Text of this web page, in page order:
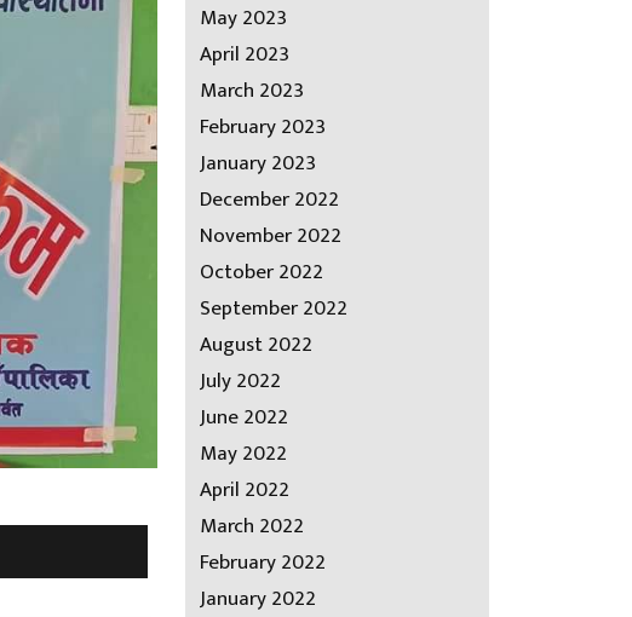
May 2023
April 2023
March 2023
February 2023
January 2023
December 2022
November 2022
October 2022
September 2022
August 2022
July 2022
June 2022
May 2022
April 2022
March 2022
February 2022
January 2022